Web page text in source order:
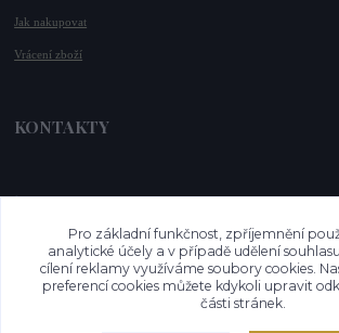
Jak nakupovat
Vrácení zboží
KONTAKTY
📞 +420 732 779 508
www.vysnenekabelky.cz
Pro základní funkčnost, zpříjemnění
analytické účely a v případě udělení
cílení reklamy využíváme soubory cookies.
preferencí cookies můžete kdykoli upravit
části stránek.